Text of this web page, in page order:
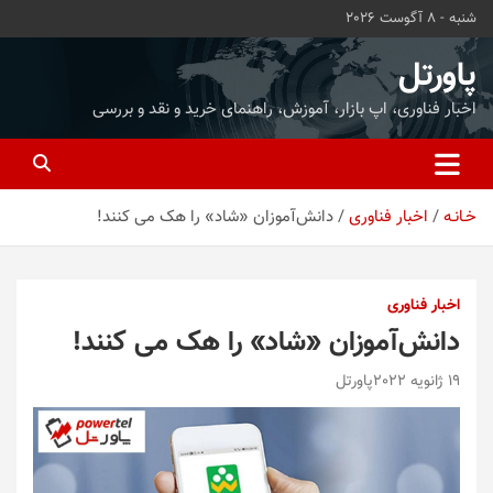
محتوا
بروید
شنبه - 8 آگوست 2026
پاورتل
اخبار فناوری، اپ بازار، آموزش، راهنمای خرید و نقد و بررسی
خـانـه اخبار فناوری دانش‌آموزان «شاد» را هک می‌ کنند!
اخبار فناوری
دانش‌آموزان «شاد» را هک می‌ کنند!
19 ژانویه 2022 پاورتل